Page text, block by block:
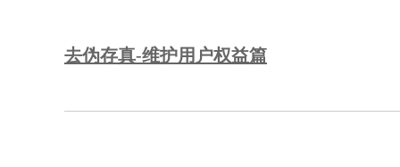
去伪存真-维护用户权益篇